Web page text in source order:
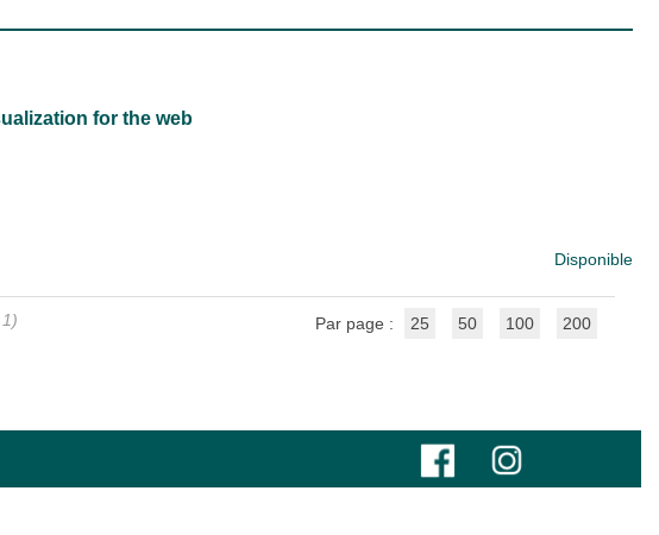
for the web
Disponible
Par page : 25 50 100 200